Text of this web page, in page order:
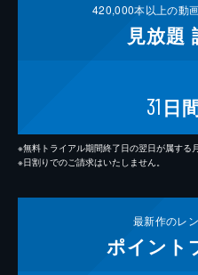
420,000本以上の動
見放題
31 日
※無料トライアル期間終了日の翌日が属する
※日割りでのご請求はいたしません。
最新作のレ
ポイント